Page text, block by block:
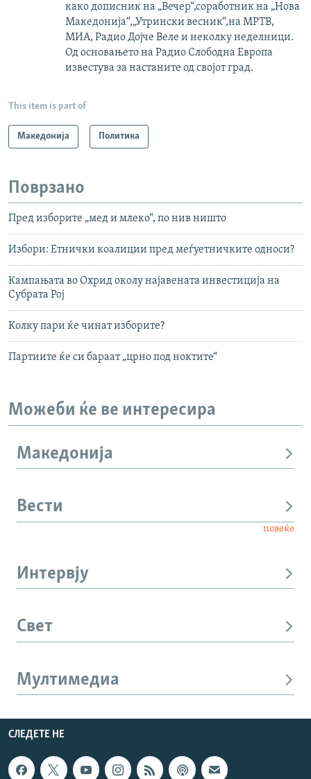
како дописник на „Вечер“,соработник на „Нова
Македонија“,„Утрински весник“,на МРТВ,
МИА, Радио Дојче Веле и неколку неделници.
Од основањето на Радио Слободна Европа
известува за настаните од својот град.
This item is part of
Македонија Политика
Поврзано
Пред изборите „мед и млеко“, по нив ништо
Избори: Етнички коалиции пред меѓуетничките односи?
Кампањата во Охрид околу најавената инвестиција на
Субрата Рој
Колку пари ќе чинат изборите?
Партиите ќе си бараат „црно под ноктите“
Можеби ќе ве интересира
Македонија
Вести
повеќе
Интервју
Свет
Мултимедиа
СЛЕДЕТЕ НЕ